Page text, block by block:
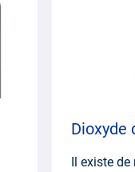
Dioxyde
Il existe